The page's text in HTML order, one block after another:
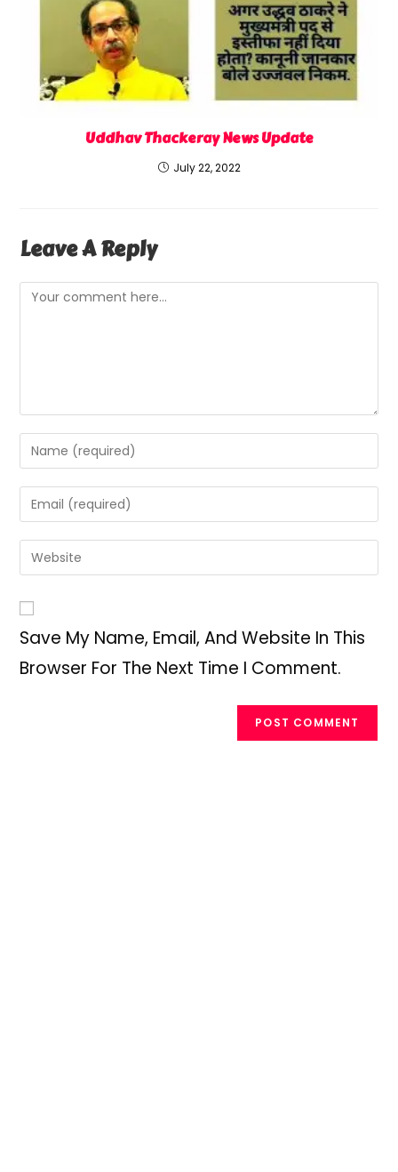
Uddhav Thackeray News Update
July 22, 2022
Leave A Reply
Comment
Enter
Your
Name
Or
To
Comment
Enter
Your
Email
Address
Comment
Enter
Your
URL
(optional)
Save My Name, Email, And Website In This
Browser For The Next Time I Comment.